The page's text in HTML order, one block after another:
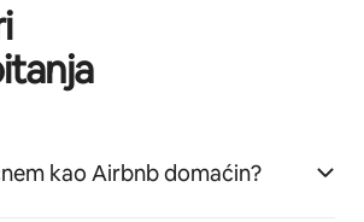
kao Airbnb domaćin?